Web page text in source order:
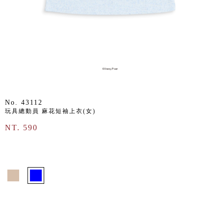
No. 43112
玩具總動員 麻花短袖上衣(女)
NT. 590